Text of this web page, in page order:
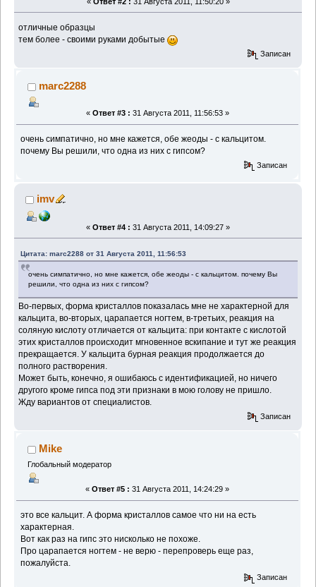
отличные образцы
тем более - своими руками добытые
Записан
marc2288
« Ответ #3 : 31 Августа 2011, 11:56:53 »
очень симпатично, но мне кажется, обе жеоды - с кальцитом.
почему Вы решили, что одна из них с гипсом?
Записан
imv
« Ответ #4 : 31 Августа 2011, 14:09:27 »
Цитата: marc2288 от 31 Августа 2011, 11:56:53
очень симпатично, но мне кажется, обе жеоды - с кальцитом. почему Вы
решили, что одна из них с гипсом?
Во-первых, форма кристаллов показалась мне не характерной для
кальцита, во-вторых, царапается ногтем, в-третьих, реакция на
соляную кислоту отличается от кальцита: при контакте с кислотой
этих кристаллов происходит мгновенное вскипание и тут же реакция
прекращается. У кальцита бурная реакция продолжается до
полного растворения.
Может быть, конечно, я ошибаюсь с идентификацией, но ничего
другого кроме гипса под эти признаки в мою голову не пришло.
Жду вариантов от специалистов.
Записан
Mike
Глобальный модератор
« Ответ #5 : 31 Августа 2011, 14:24:29 »
это все кальцит. А форма кристаллов самое что ни на есть
характерная.
Вот как раз на гипс это нисколько не похоже.
Про царапается ногтем - не верю - перепроверь еще раз,
пожалуйста.
Записан